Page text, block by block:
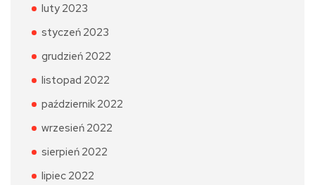
luty 2023
styczeń 2023
grudzień 2022
listopad 2022
październik 2022
wrzesień 2022
sierpień 2022
lipiec 2022